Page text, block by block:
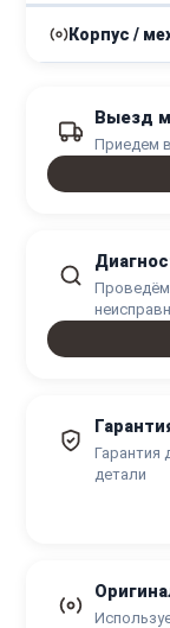
Замена реле
1 - 2 часа
1 час
Замена
1 час
Корпус /
1 - 2 часаВыезд
Приедем
Проведём
Гарантия
детали